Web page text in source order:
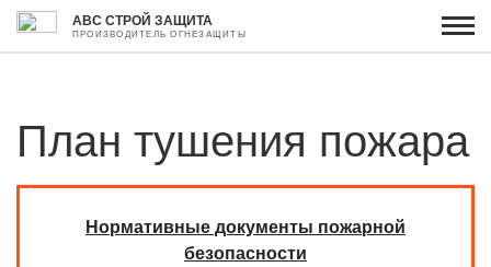
АВС СТРОЙ ЗАЩИТА
ПРОИЗВОДИТЕЛЬ ОГНЕЗАЩИТЫ
План тушения пожара
Нормативные документы пожарной
безопасности